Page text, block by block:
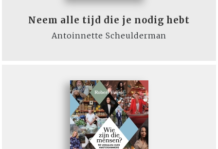
Neem alle tijd die je nodig hebt
Antoinnette Scheulderman